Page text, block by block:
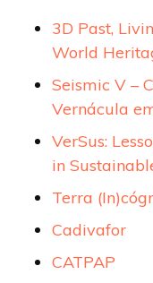
3D Past,
World
Seismic V –
Vernácula
VerSus:
in
Terra
Cadivafor
CATPAP